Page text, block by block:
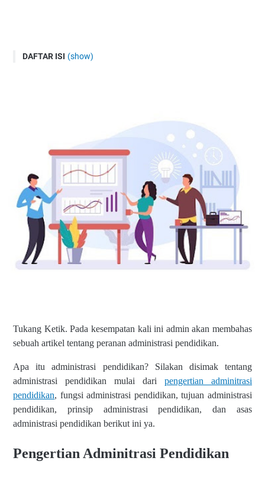
DAFTAR ISI (show)
Tujuan Administrasi Pendidikan
Prinsip Administrasi Pendidikan
Prinsip Efisien
Prinsip Pengelolaan
Prinsip Pengutamaan Tugas dan Pengelolaan
Prinsip Kepemimpinan yang Efektif
Prinsip Kerjasama
Asas Administrasi Pendidikan
Ruang Lingkup Administrasi Pendidikan
Tukang Ketik. Pada kesempatan kali ini admin akan membahas
sebuah artikel tentang peranan administrasi pendidikan.
Apa itu administrasi pendidikan? Silakan disimak tentang
administrasi pendidikan mulai dari pengertian adminitrasi
pendidikan, fungsi administrasi pendidikan, tujuan administrasi
pendidikan, prinsip administrasi pendidikan, dan asas
administrasi pendidikan berikut ini ya.
Pengertian Adminitrasi Pendidikan